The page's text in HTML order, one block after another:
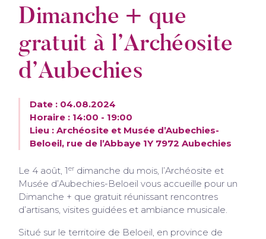
Dimanche + que
gratuit à l’Archéosite
d’Aubechies
Date : 04.08.2024
Horaire : 14:00 - 19:00
Lieu : Archéosite et Musée d’Aubechies-
Beloeil, rue de l’Abbaye 1Y 7972 Aubechies
Le 4 août, 1er dimanche du mois, l’Archéosite et
Musée d’Aubechies-Beloeil vous accueille pour un
Dimanche + que gratuit réunissant rencontres
d’artisans, visites guidées et ambiance musicale.
Situé sur le territoire de Beloeil, en province de